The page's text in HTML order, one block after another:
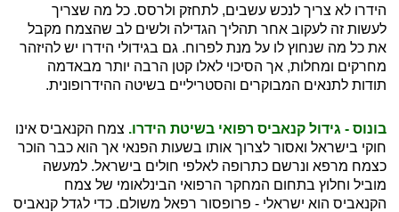
הידרו לא צריך לנכש עשבים, לתחזק ולרסס. כל מה שצריך
לעשות זה לעקוב אחר תהליך הגדילה ולשים לב שהצמח מקבל
את כל מה שנחוץ לו על מנת לפרוח. גם בגידולי הידרו יש להיזהר
מחרקים ומחלות, אך הסיכוי לאלו קטן הרבה יותר מבאדמה
תודות לתנאים המבוקרים והסטריליים בשיטה ההידרופונית.
בונוס - גידול קנאביס רפואי בשיטת הידרו. צמח הקנאביס אינו
חוקי בישראל ואסור לצרוך אותו בשעות הפנאי אך הוא כבר הוכר
כצמח מרפא ונרשם כתרופה לאלפי חולים בישראל. למעשה
מוביל וחלוץ בתחום המחקר הרפואי הבינלאומי של צמח
הקנאביס הוא ישראלי - פרופסור רפאל משולם. כדי לגדל קנאביס